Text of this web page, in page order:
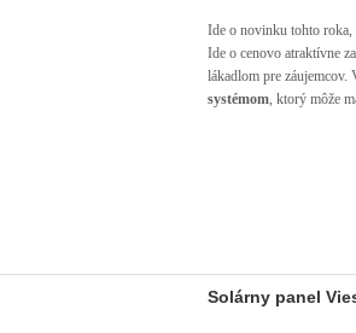
Ide o novinku tohto roka,
Ide o cenovo atraktívne
lákadlom pre záujemcov.
systémom, ktorý môže
Solárny panel